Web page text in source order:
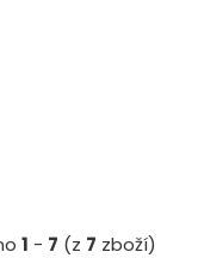
1 - 7 (z 7 zboží)